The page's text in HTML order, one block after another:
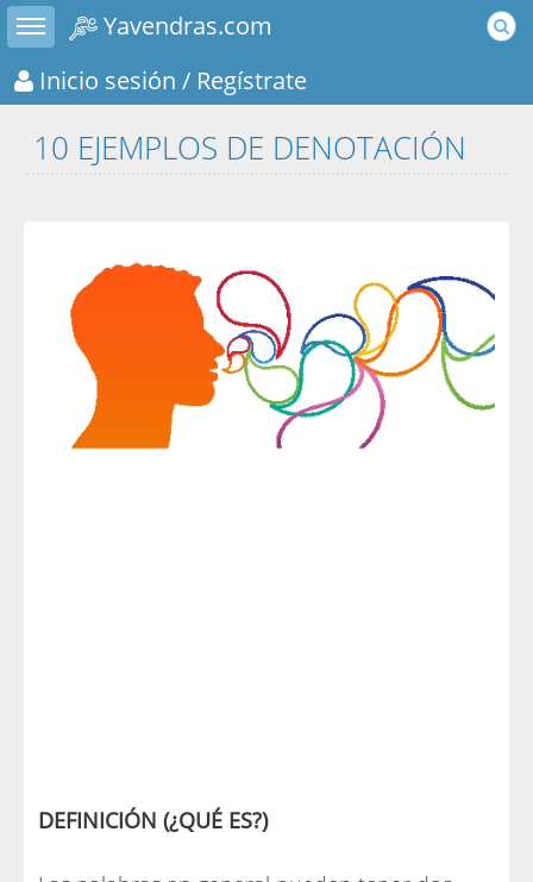
Toggle sidebar
Yavendras.com
Inicio sesión / Regístrate
10 EJEMPLOS DE DENOTACIÓN
DEFINICIÓN (¿QUÉ ES?)